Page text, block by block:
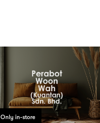
Only in-store